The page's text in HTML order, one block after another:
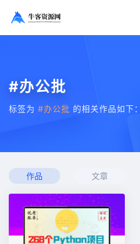
#办公批
标签为 #办公批 的相关作品如下：
作品 文章